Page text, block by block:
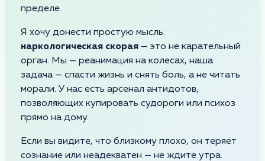
пределе.
Я хочу донести простую мысль:
наркологическая скорая — это не карательный
орган. Мы — реанимация на колесах, наша
задача — спасти жизнь и снять боль, а не читать
морали. У нас есть арсенал антидотов,
позволяющих купировать судороги или психоз
прямо на дому.
Если вы видите, что близкому плохо, он теряет
сознание или неадекватен — не ждите утра.